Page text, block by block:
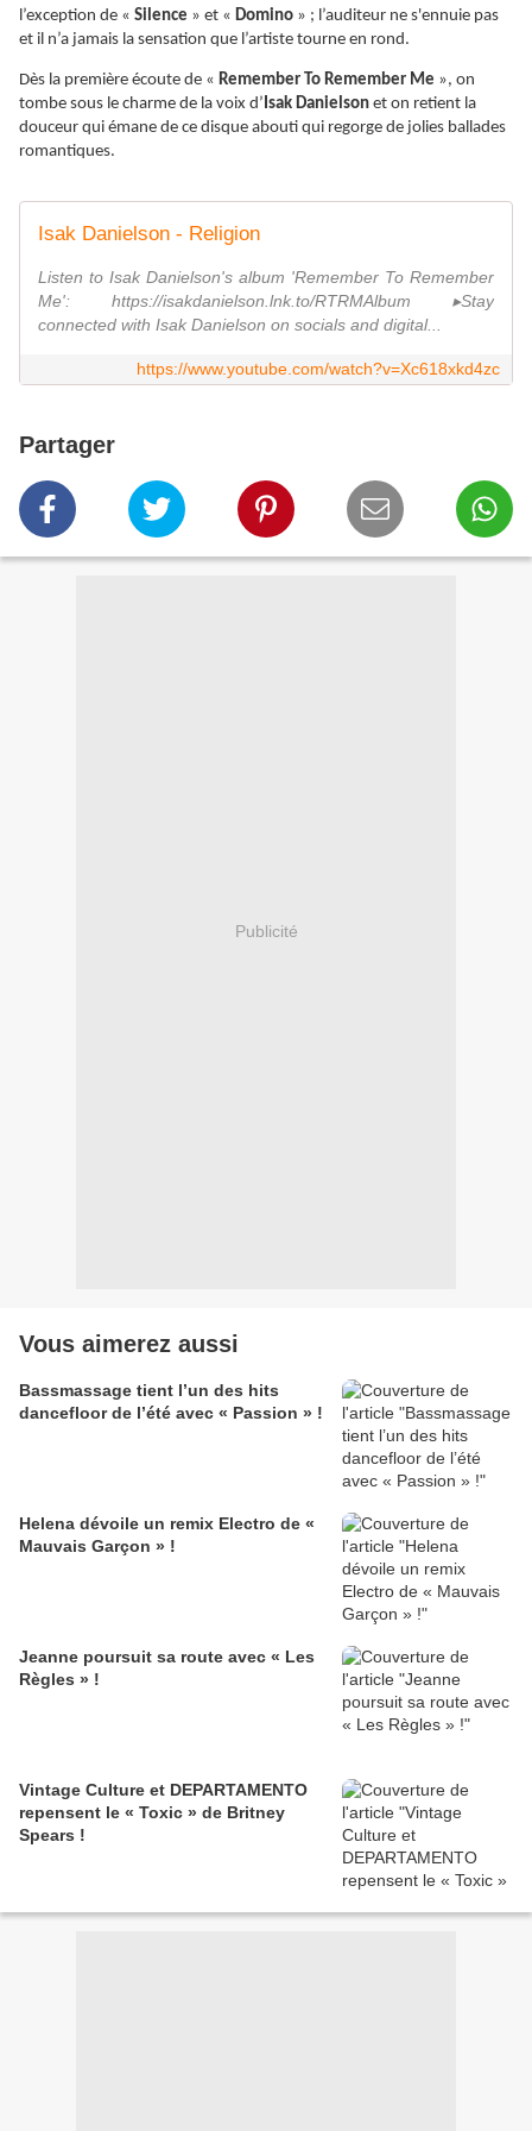
l’exception de « Silence » et « Domino » ; l’auditeur ne s'ennuie pas
et il n’a jamais la sensation que l’artiste tourne en rond.
Dès la première écoute de « Remember To Remember Me », on
tombe sous le charme de la voix d’ Isak Danielson et on retient la
douceur qui émane de ce disque abouti qui regorge de jolies ballades
romantiques.
Isak Danielson - Religion
Listen to Isak Danielson's album 'Remember To Remember
Me': https://isakdanielson.lnk.to/RTRMAlbum ▸Stay
connected with Isak Danielson on socials and digital...
https://www.youtube.com/watch?v=Xc618xkd4zc
Partager
Publicité
Vous aimerez aussi
Bassmassage tient l’un des hits
dancefloor de l’été avec « Passion » !
Helena dévoile un remix Electro de «
Mauvais Garçon » !
Jeanne poursuit sa route avec « Les
Règles » !
Vintage Culture et DEPARTAMENTO
repensent le « Toxic » de Britney
Spears !